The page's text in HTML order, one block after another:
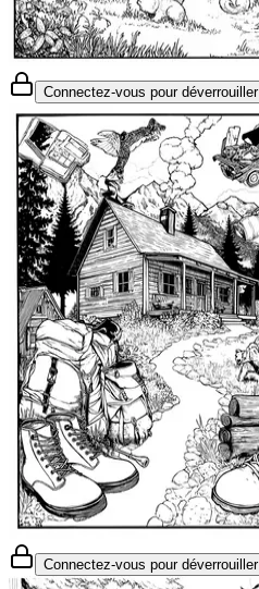
Connectez-vous pour déverrouiller
Connectez-vous pour déverrouiller